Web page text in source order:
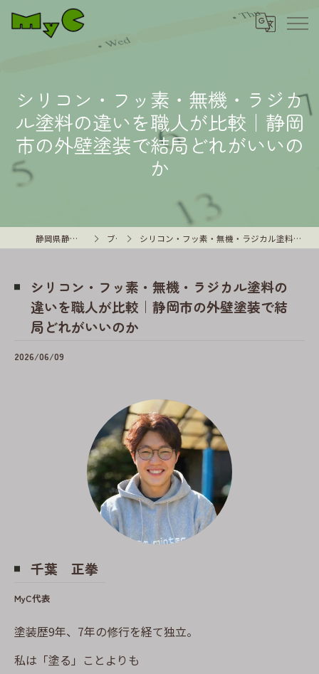
シリコン・フッ素・無機・ラジカ
ル塗料の違いを職人が比較｜静岡
市の外壁塗装で結局どれがいいの
か
静岡県静岡市の外壁塗装はMyC ブログ シリコン・フッ素・無機・ラジカル塗料の違いを職人が比較｜静岡市の外壁塗装で結局どれがいいのか
シリコン・フッ素・無機・ラジカル塗料の
違いを職人が比較｜静岡市の外壁塗装で結
局どれがいいのか
2026/06/09
千葉 正拳
MyC代表
塗装歴9年、7年の修行を経て独立。
私は「塗る」ことよりも